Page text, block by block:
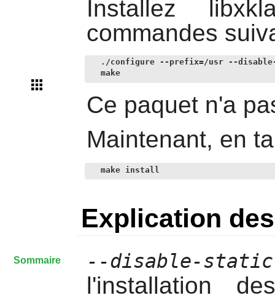
Installez
commandes
./configure --prefix=/usr --
make
Ce paquet n'a
Maintenant, en
make install
Explication
--disable-static
l'installation
Sommaire